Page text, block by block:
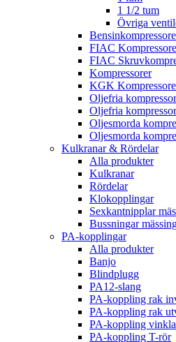
1 1/2 tum
Övriga
FIAC
FIAC
Kompressorer
KGK
Oljefria
Oljefria
Oljesmorda
Oljesmorda
Kulkranar & Rördelar
Alla produkter
Kulkranar
Rördelar
Klokopplingar
Sexkantnipplar
Bussningar
PA-kopplingar
Alla produkter
Banjo
Blindplugg
PA12-slang
PA-koppling rak
PA-koppling rak
PA-koppling
PA-koppling T-rör